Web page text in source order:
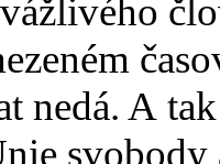
nedá. A
svobody